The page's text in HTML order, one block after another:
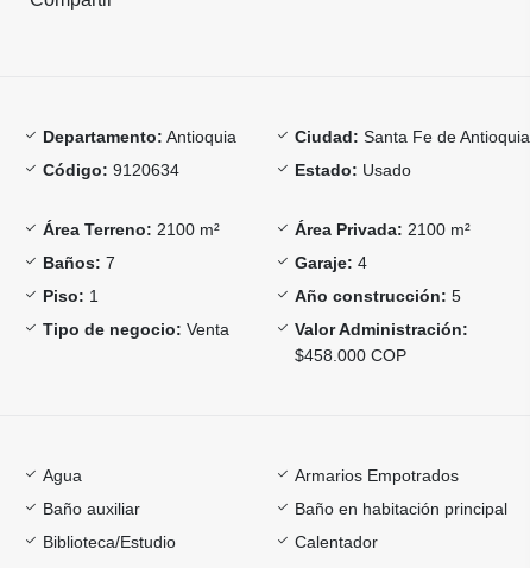
Departamento: Antioquia Ciudad: Santa Fe de Antioquia
Código: 9120634 Estado: Usado
Área Terreno: 2100 m² Área Privada: 2100 m²
Baños: 7 Garaje: 4
Piso: 1 Año construcción: 5
Tipo de negocio: Venta
Valor Administración:
$458.000 COP
Agua
Armarios Empotrados
Baño auxiliar
Baño en habitación principal
Biblioteca/Estudio
Calentador